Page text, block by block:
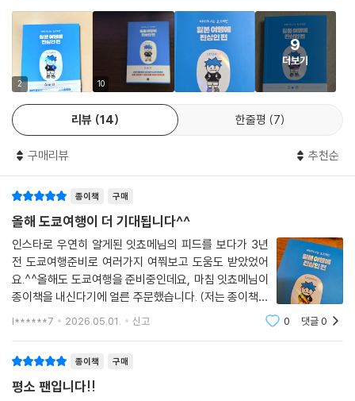
<특별 서비스>
귀가 뻥 뚫리는 ‘일본어 음성 지원 웹페이지’ 일본어 발음, 고민하지 마세
요! 전문 성우가 녹음한 생생한 음성을 QR코드만 찍으면 바로 들을 수 있
어요. 우리말 해석까지 녹음하여 듣기만 해도 일본어가 귀와 입에 스며들
거예요. 웹페이지에는 도쿄잇초메의 깜짝 선물도 숨어 있어요! QR코드를
찍어 찾아보세요!
이런 분들에게 추천해요!
AI 번역 화면보다 현지의 예쁜 풍경을 온전히 눈에 담고 싶은 분
어려운 공부는 싫지만, 현지어 한마디는 건네고 싶은 분
예약해 둔 일본 여행의 기대감을 기분 좋게 올리고 싶은 분
2 10
9
더보기
리뷰 14 한줄평 7
구매리뷰 추천순
종이책 구매
올해 도쿄여행이 더 기대됩니다^^
인스타로 우연히 알게된 잇쵸메님의 피드를 보다가 3년
전 도쿄여행준비로 여러가지 여쭤보고 도움도 받았었어
요.^^올해도 도쿄여행을 준비중인데요, 마침 잇쵸메님이
종이책을 내신다기에 얼른 주문했습니다. (저는 종이책을
좋아합니다.^^)매번 자주가는 일본이지만, 랜드마크도가
l******7 2026.05.01. 신고 0 댓글0
종이책 구매
평소 팬입니다!!